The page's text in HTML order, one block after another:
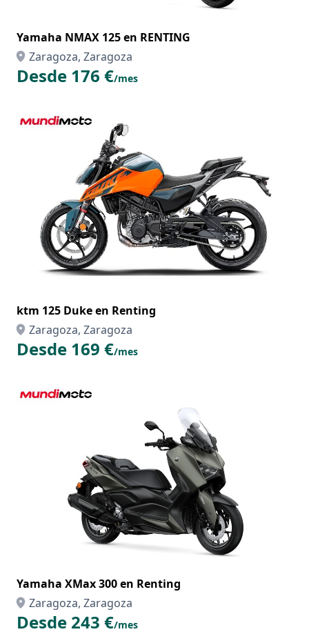
Yamaha NMAX 125 en RENTING
Zaragoza, Zaragoza
Desde 176 €/mes
ktm 125 Duke en Renting
Zaragoza, Zaragoza
Desde 169 €/mes
Yamaha XMax 300 en Renting
Zaragoza, Zaragoza
Desde 243 €/mes